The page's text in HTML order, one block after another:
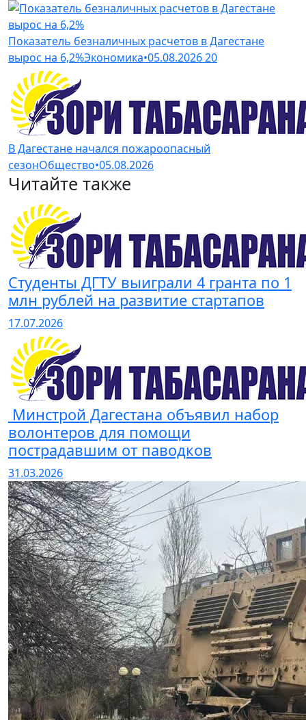
Показатель безналичных расчетов в Дагестане
вырос на 6,2%Экономика•05.08.202620
В Дагестане начался пожароопасный
сезонОбщество•05.08.2026
Читайте также
Студенты ДГТУ выиграли 4 гранта по 1
млн рублей на развитие стартапов
17.07.2026
Минстрой Дагестана объявил набор
волонтеров для помощи
пострадавшим от паводков
31.03.2026